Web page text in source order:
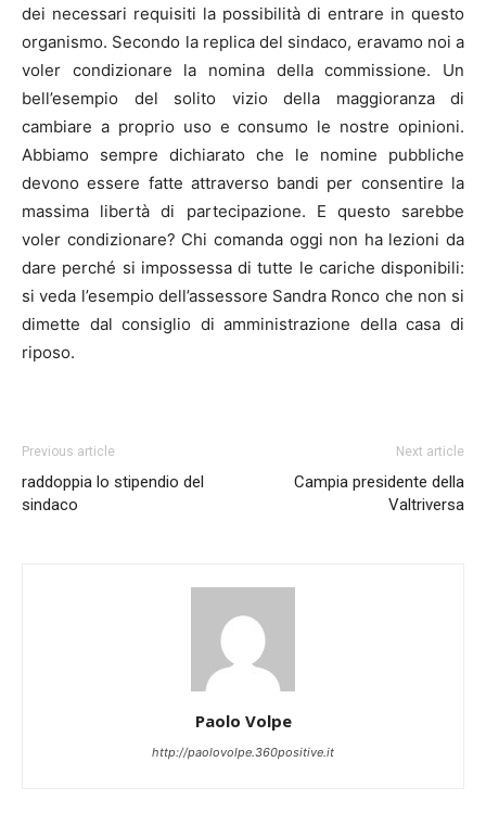
dei necessari requisiti la possibilità di entrare in questo
organismo. Secondo la replica del sindaco, eravamo noi a
voler condizionare la nomina della commissione. Un
bell’esempio del solito vizio della maggioranza di
cambiare a proprio uso e consumo le nostre opinioni.
Abbiamo sempre dichiarato che le nomine pubbliche
devono essere fatte attraverso bandi per consentire la
massima libertà di partecipazione. E questo sarebbe
voler condizionare? Chi comanda oggi non ha lezioni da
dare perché si impossessa di tutte le cariche disponibili:
si veda l’esempio dell’assessore Sandra Ronco che non si
dimette dal consiglio di amministrazione della casa di
riposo.
Previous article
raddoppia lo stipendio del
sindaco
Next article
Campia presidente della
Valtriversa
Paolo Volpe
http://paolovolpe.360positive.it